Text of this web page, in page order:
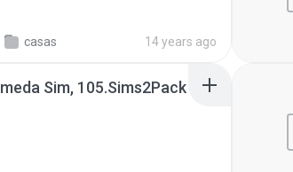
casas 14 years ago
Sim, 105.Sims2Pack